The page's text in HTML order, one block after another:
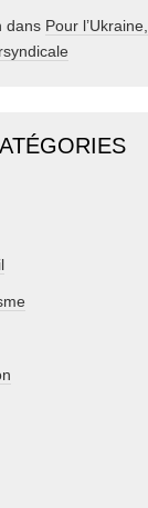
dans Pour l’Ukraine,